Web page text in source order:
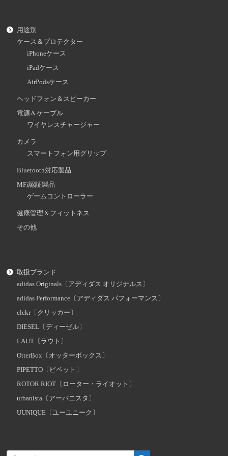
用途別
ケース＆プロテクター
iPhoneケース
iPadケース
AirPodsケース
ヘッドフォン＆スピーカー
電源＆ケーブル
ワイヤレスチャージャー
カメラ
スマートフォン用グリップ
Bluetooth対応製品
MFi認証製品
ゲームコントローラー
健康管理＆フィットネス
その他
取扱ブランド
adidas Originals〔アディダス オリジナルス〕
adidas Performance〔アディダス パフォーマンス〕
clckr〔クリッカー〕
DIESEL〔ディーゼル〕
LAUT〔ラウト〕
OtterBox〔オッターボックス〕
PIPETTO〔ピペット〕
ROTOR RIOT〔ローター・ライオット〕
urbanista〔アーバニスタ〕
UUNIQUE〔ユーユニーク〕